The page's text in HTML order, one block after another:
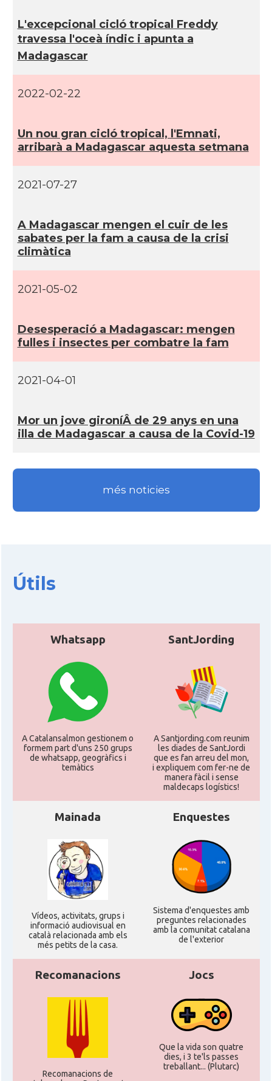
L'excepcional cicló tropical Freddy
travessa l'oceà índic i apunta a
Madagascar
2022-02-22
Un nou gran cicló tropical, l'Emnati,
arribarà a Madagascar aquesta setmana
2021-07-27
A Madagascar mengen el cuir de les
sabates per la fam a causa de la crisi
climàtica
2021-05-02
Desesperació a Madagascar: mengen
fulles i insectes per combatre la fam
2021-04-01
Mor un jove gironí­Â­ de 29 anys en una
illa de Madagascar a causa de la Covid-19
més noticies
Útils
Whatsapp
A Catalansalmon gestionem o
formem part d'uns 250 grups
de whatsapp, geogràfics i
temàtics
SantJording
A Santjording.com reunim
les diades de SantJordi
que es fan arreu del mon,
i expliquem com fer-ne de
manera fàcil i sense
maldecaps logí­stics!
Mainada
Ví­deos, activitats, grups i
informació audiovisual en
català relacionada amb els
més petits de la casa.
Enquestes
Sistema d'enquestes amb
preguntes relacionades
amb la comunitat catalana
de l'exterior
Recomanacions
Recomanacions de
Jocs
Que la vida son quatre
dies, i 3 te'ls passes
treballant... (Plutarc)